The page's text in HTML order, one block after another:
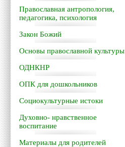
Православная антропология,
педагогика, психология
Закон Божий
Основы православной культуры
ОДНКНР
ОПК для дошкольников
Социокультурные истоки
Духовно- нравственное
воспитание
Материалы для родителей